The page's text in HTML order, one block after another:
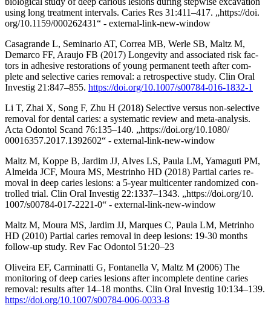
using long treatment intervals. Caries Res 31:411–417. „https://doi.
org/10.1159/000262431“ - external-link-new-window
Casagrande L, Seminario AT, Correa MB, Werle SB, Maltz M,
Demarco FF, Araujo FB (2017) Longevity and associated risk fac-
tors in adhesive restorations of young permanent teeth after com-
plete and selective caries removal: a retrospective study. Clin Oral
Investig 21:847–855. https://doi.org/10.1007/s00784-016-1832-1
Li T, Zhai X, Song F, Zhu H (2018) Selective versus non-selective
removal for dental caries: a systematic review and meta-analysis.
Acta Odontol Scand 76:135–140. „https://doi.org/10.1080/
00016357.2017.1392602“ - external-link-new-window
Maltz M, Koppe B, Jardim JJ, Alves LS, Paula LM, Yamaguti PM,
Almeida JCF, Moura MS, Mestrinho HD (2018) Partial caries re-
moval in deep caries lesions: a 5-year multicenter randomized con-
trolled trial. Clin Oral Investig 22:1337–1343. „https://doi.org/10.
1007/s00784-017-2221-0“ - external-link-new-window
Maltz M, Moura MS, Jardim JJ, Marques C, Paula LM, Metrinho
HD (2010) Partial caries removal in deep lesions: 19-30 months
follow-up study. Rev Fac Odontol 51:20–23
Oliveira EF, Carminatti G, Fontanella V, Maltz M (2006) The
monitoring of deep caries lesions after incomplete dentine caries
removal: results after 14–18 months. Clin Oral Investig 10:134–139.
https://doi.org/10.1007/s00784-006-0033-8